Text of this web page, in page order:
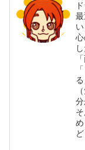
し
る
分
め